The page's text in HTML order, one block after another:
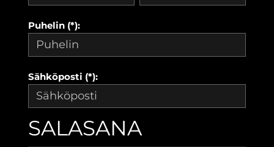
Puhelin (*):
Sähköposti (*):
SALASANA